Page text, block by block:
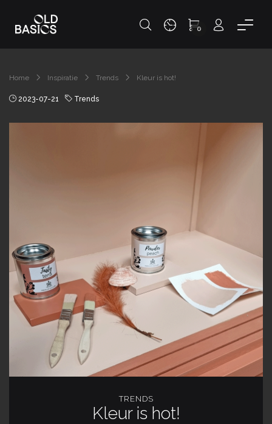
0
Home Inspiratie Trends Kleur is hot!
2023-07-21 Trends
TRENDS
Kleur is hot!